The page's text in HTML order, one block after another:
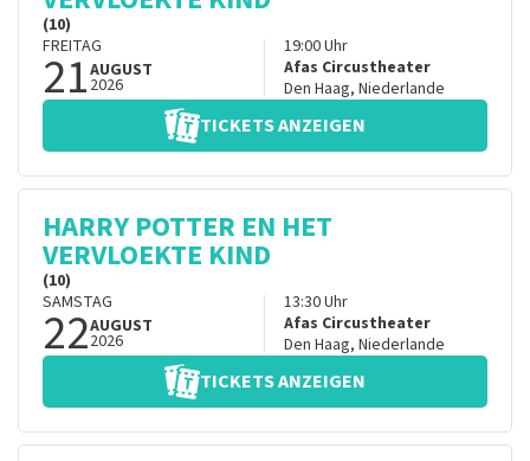
(10)
FREITAG
21AUGUST
2026
19:00Uhr
Afas Circustheater
Den Haag, Niederlande
TICKETS ANZEIGEN
HARRY POTTER EN HET
VERVLOEKTE KIND
(10)
SAMSTAG
22AUGUST
2026
13:30Uhr
Afas Circustheater
Den Haag, Niederlande
TICKETS ANZEIGEN